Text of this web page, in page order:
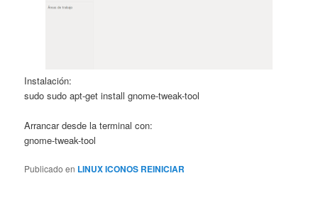
Instalación:
sudo sudo apt-get install gnome-tweak-tool
Arrancar desde la terminal con:
gnome-tweak-tool
Publicado en LINUX ICONOS REINICIAR